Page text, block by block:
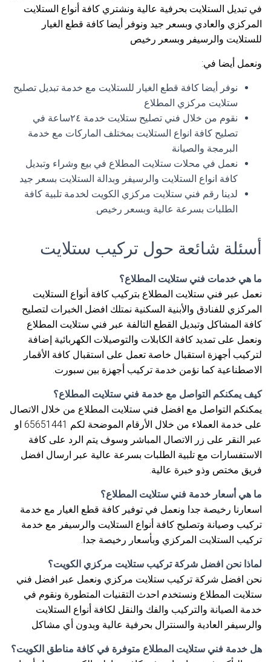
في تبديل الستلايت بحرفية عالية ونشتري كافة أنواع الستلايت
المركزي والعادي وبسعر جيد ونوفر أيضا كافة قطع الغيار
للستلايت والرسيفر وبسعر رخيص
ونعمل أيضا في:
نوفر أيضا كافة قطع الغيار للستلايت مع خدمة تبديل تصليح
ستلايت مركزي المطلاع
نقوم من خلال فني تصليح ستلايت خدمة ٢٤ساعة في
تصليح كافة انواع الستلايت بمختلف الماركات مع خدمة
البرمجة والصيانة
نعمل في محلات ستلايت المطلاع في بيع وشراء وتبديل
كافة انواع الستلايت والرسيفر وبدالة الستلايت بسعر جيد
لدينا رقم فني ستلايت مركزي الكويت لخدمة تلبية كافة
الطلبات بسرعة عالية وبسعر رخيص.
أسئلة شائعة حول تركيب ستلايت
ما هي خدمات فني ستلايت المطلاع؟
نعمل عبر فني ستلايت المطلاع بتركيب كافة أنواع الستلايت
المركزي للفنادق والأبنية السكنية نمتلك افضل الخبرات لتصليح
كافة المشاكل وتبديل القطع التالفة عبر فني ستلايت المطلاع
ونعمل على تمديد كافة الكابلات والتوصيلات الكهربائية إضافة
لتركيب أجهزة استقبال خاصة تعمل على استقبال كافة الأقمار
الاصطناعية كما نؤمن خدمة تركيب أجهزة بين سبورت.
كيف يمكنكم التواصل مع خدمة فني ستلايت المطلاع؟
يمكنكم التواصل مع افضل فني ستلايت المطلاع من خلال الاتصال
على خدمة العملاء من خلال الأرقام الموضحة لكم 65651441 او
عبر النقر على زر الاتصال المباشر وسوف يتم الرد على كافة
الاستفسارات مع تلبية الطلبات بسرعة عالية عبر ارسال افضل
فريق مختص وذو خبرة عالية.
ما هي أسعار خدمة فني ستلايت المطلاع؟
اسعارنا رخيصة جدا ونعمل في توفير كافة قطع الغيار مع خدمة
تركيب وصيانة وتصليح كافة أنواع الستلايت والرسيفر مع خدمة
تركيب الستلايت المركزي وبأسعار رخيصة جدا.
لماذا نحن افضل شركة تركيب ستلايت مركزي الكويت؟
نحن افضل شركة تركيب ستلايت مركزي ونعمل عبر افضل فني
ستلايت المطلاع ونستخدم احدث التقنيات المتطورة ونقوم في
خدمة الصيانة والتركيب والفك والنقل لكافة أنواع الستلايت
والرسيفر العادية والسنترال بحرفية عالية وبدون أي مشاكل
هل خدمة فني ستلايت المطلاع متوفرة في كافة مناطق الكويت؟